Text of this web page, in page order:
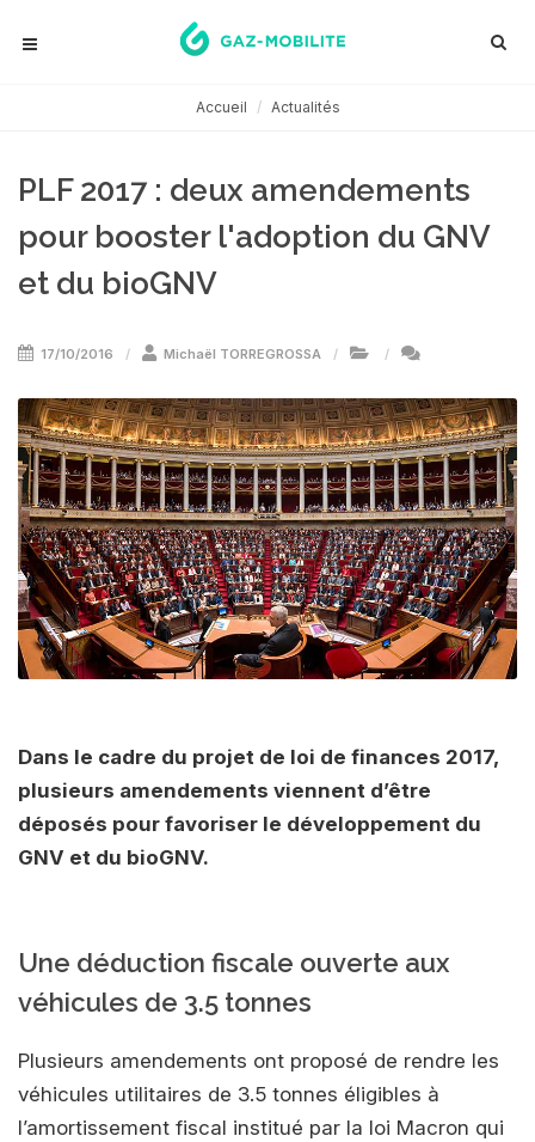
Accueil Actualités
PLF 2017 : deux amendements
pour booster l'adoption du GNV
et du bioGNV
17/10/2016 Michaël TORREGROSSA
Dans le cadre du projet de loi de finances 2017,
plusieurs amendements viennent d’être
déposés pour favoriser le développement du
GNV et du bioGNV.
Une déduction fiscale ouverte aux
véhicules de 3.5 tonnes
Plusieurs amendements ont proposé de rendre les
véhicules utilitaires de 3.5 tonnes éligibles à
l’amortissement fiscal institué par la loi Macron qui